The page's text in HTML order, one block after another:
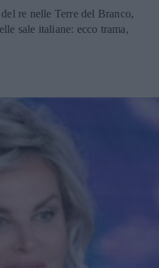
re nelle Terre del Branco,
sale italiane: ecco trama,